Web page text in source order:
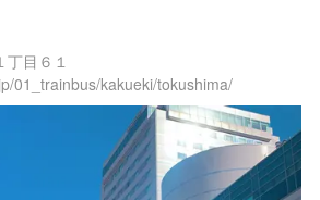
丁目６１
01_trainbus/kakueki/tokushima/